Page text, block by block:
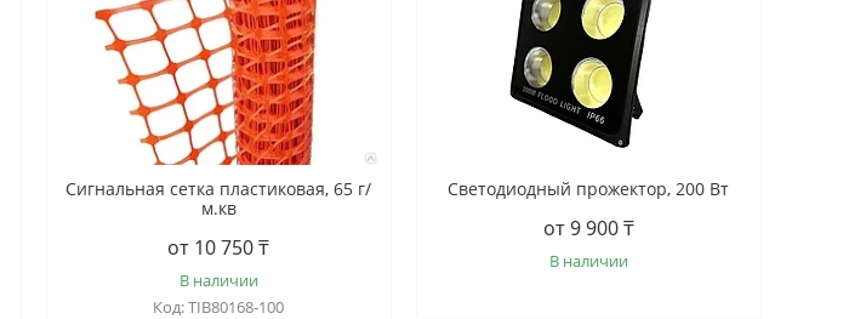
Сигнальная сетка пластиковая, 65 г/
м.кв
от 10 750 ₸
В наличии
TIB80168-100
Светодиодный прожектор, 200 Вт
от 9 900 ₸
В наличии